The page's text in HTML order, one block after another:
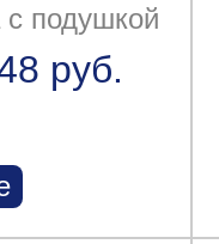
с подушкой
руб.